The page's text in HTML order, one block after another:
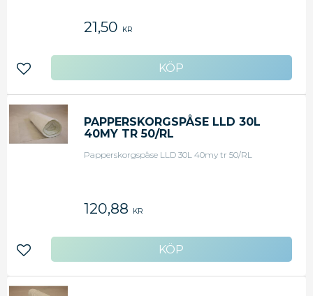
21,50 KR
Lägg till i favoriter
PAPPERSKORGSPÅSE LLD 30L
40MY TR 50/RL
Papperskorgspåse LLD 30L 40my tr 50/RL
120,88 KR
Lägg till i favoriter